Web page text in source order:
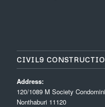
CIVIL9
Address:
120/1089 M Society
Nonthaburi 11120